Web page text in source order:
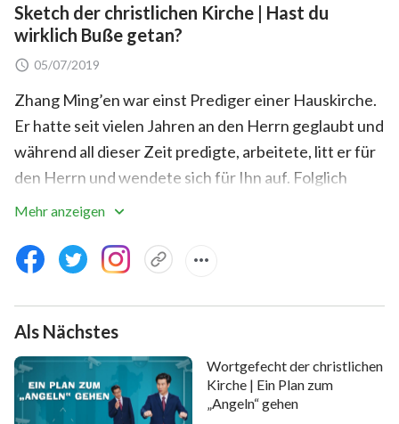
Sketch der christlichen Kirche | Hast du
wirklich Buße getan?
05/07/2019
Zhang Ming’en war einst Prediger einer Hauskirche.
Er hatte seit vielen Jahren an den Herrn geglaubt und
während all dieser Zeit predigte, arbeitete, litt er für
den Herrn und wendete sich für Ihn auf. Folglich
glaubte er, er habe wahre Buße und Veränderung
Ming’en allerdings dabei zu, wie andere Brüder und
Schwestern zu Gemeindeleitern und Diakonen
gewählt wurden, während ihm die Pflicht übertragen
wurde, Versammlungen auszurichten. Obwohl er sich
äußerlich scheinbar fügte und es akzeptierte, war er
darüber sehr unglücklich. Als seine Ehefrau sagt, er
habe nicht ernsthaft Buße getan und sich nicht
Mehr anzeigen
Als Nächstes
Wortgefecht der christlichen
Kirche | Ein Plan zum
„Angeln“ gehen